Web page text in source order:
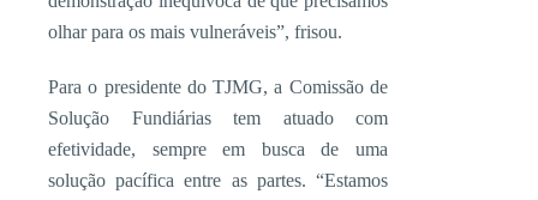
olhar para os mais vulneráveis”, frisou.
Para o presidente do TJMG, a Comissão de
Solução Fundiárias tem atuado com
efetividade, sempre em busca de uma
solução pacífica entre as partes. “Estamos